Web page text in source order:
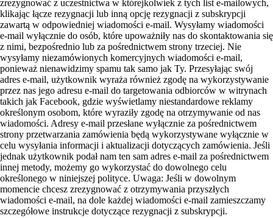
zrezygnować z uczestnictwa w którejkolwiek z tych list e-mailowych,
klikając łącze rezygnacji lub inną opcję rezygnacji z subskrypcji
zawartą w odpowiedniej wiadomości e-mail. Wysyłamy wiadomości
e-mail wyłącznie do osób, które upoważniły nas do skontaktowania się
z nimi, bezpośrednio lub za pośrednictwem strony trzeciej. Nie
wysyłamy niezamówionych komercyjnych wiadomości e-mail,
ponieważ nienawidzimy spamu tak samo jak Ty. Przesyłając swój
adres e-mail, użytkownik wyraża również zgodę na wykorzystywanie
przez nas jego adresu e-mail do targetowania odbiorców w witrynach
takich jak Facebook, gdzie wyświetlamy niestandardowe reklamy
określonym osobom, które wyraziły zgodę na otrzymywanie od nas
wiadomości. Adresy e-mail przesłane wyłącznie za pośrednictwem
strony przetwarzania zamówienia będą wykorzystywane wyłącznie w
celu wysyłania informacji i aktualizacji dotyczących zamówienia. Jeśli
jednak użytkownik podał nam ten sam adres e-mail za pośrednictwem
innej metody, możemy go wykorzystać do dowolnego celu
określonego w niniejszej polityce. Uwaga: Jeśli w dowolnym
momencie chcesz zrezygnować z otrzymywania przyszłych
wiadomości e-mail, na dole każdej wiadomości e-mail zamieszczamy
szczegółowe instrukcje dotyczące rezygnacji z subskrypcji.